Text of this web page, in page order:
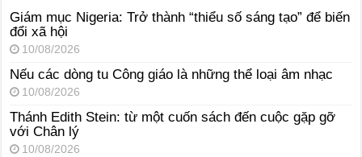
Giám mục Nigeria: Trở thành “thiểu số sáng tạo” để biến
đổi xã hội
10/08/2026
Nếu các dòng tu Công giáo là những thể loại âm nhạc
10/08/2026
Thánh Edith Stein: từ một cuốn sách đến cuộc gặp gỡ
với Chân lý
10/08/2026